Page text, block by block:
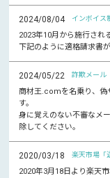
2024/08/04 インボイス
2023年10月から施行され
下記のように適格請求書
2024/05/22 詐欺メール
商材王.comを名乗り、偽
す。
身に覚えのない不審なメ
除してください。
2020/03/18 楽天市場「
2020年3月18日より楽天